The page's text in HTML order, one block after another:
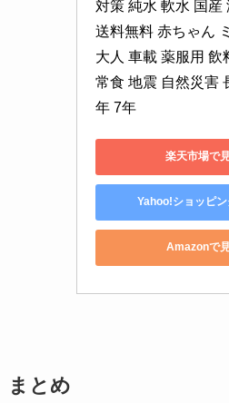
対策 純水 軟水 国産
送料無料 赤ちゃん
大人 車載 薬服用 飲
常食 地震 自然災害
年 7年
楽天市場で
Yahoo!ショッピ
Amazonで
まとめ